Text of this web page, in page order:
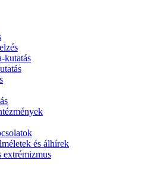
kutatás
és álhírek
extrémizmus